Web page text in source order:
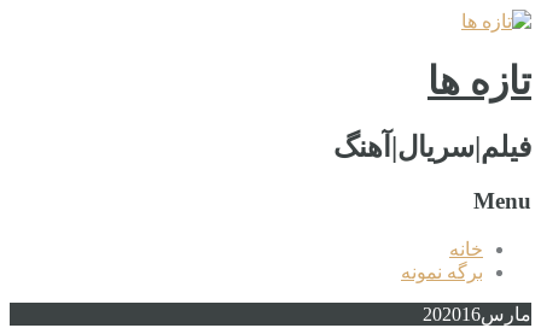
تازه ها
فیلم|سریال|آهنگ
Menu
خانه
برگه نمونه
مارس 202016